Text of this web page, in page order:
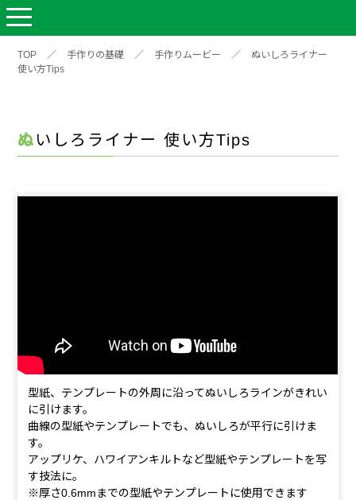
TOP ／ 手作りの基礎 ／ 手作りムービー ／
ぬいしろライナー
使い方Tips
ぬいしろライナー 使い方Tips
型紙、テンプレートの外周に沿ってぬいしろラインがきれい
に引けます。
曲線の型紙やテンプレートでも、ぬいしろが平行に引けま
す。
アップリケ、ハワイアンキルトなど型紙やテンプレートを写
す技法に。
※厚さ0.6mmまでの型紙やテンプレートに使用できます